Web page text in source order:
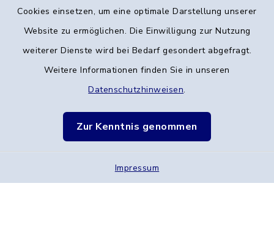
Cookies einsetzen, um eine optimale Darstellung unserer
Website zu ermöglichen. Die Einwilligung zur Nutzung
weiterer Dienste wird bei Bedarf gesondert abgefragt.
Weitere Informationen finden Sie in unseren
Datenschutzhinweisen.
Zur Kenntnis genommen
Impressum
Kontakt
Barrierefreiheit
Datenschutz
Impressum
Sitemap